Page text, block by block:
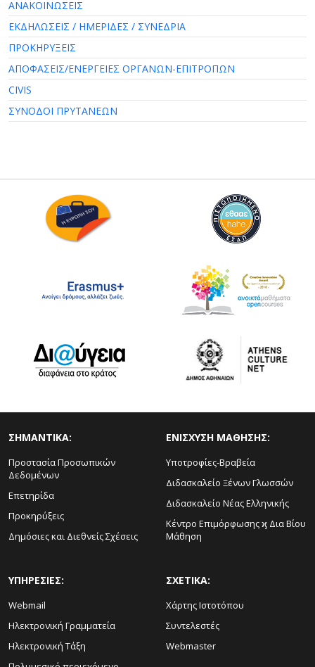
ΑΝΑΚΟΙΝΩΣΕΙΣ
ΕΚΔΗΛΩΣΕΙΣ / ΗΜΕΡΙΔΕΣ / ΣΥΝΕΔΡΙΑ
ΠΡΟΚΗΡΥΞΕΙΣ
ΑΠΟΦΑΣΕΙΣ/ΕΝΕΡΓΕΙΕΣ ΟΡΓΑΝΩΝ-ΕΠΙΤΡΟΠΩΝ
CIVIS
ΣΥΝΟΔΟΙ ΠΡΥΤΑΝΕΩΝ
ΣΗΜΑΝΤΙΚΑ:
Προστασία Προσωπικών
Δεδομένων
Επετηρίδα
Προκηρύξεις
Δημόσιες και Διεθνείς Σχέσεις
ΕΝΙΣΧΥΣΗ ΜΑΘΗΣΗΣ:
Υποτροφίες-Βραβεία
Διδασκαλείο Ξένων Γλωσσών
Διδασκαλείο Νέας Ελληνικής
Κέντρο Επιμόρφωσης ϗ Δια Βίου
Μάθηση
ΥΠΗΡΕΣΙΕΣ:
Webmail
Ηλεκτρονική Γραμματεία
Ηλεκτρονική Τάξη
ΣΧΕΤΙΚΑ:
Χάρτης Ιστοτόπου
Συντελεστές
Webmaster